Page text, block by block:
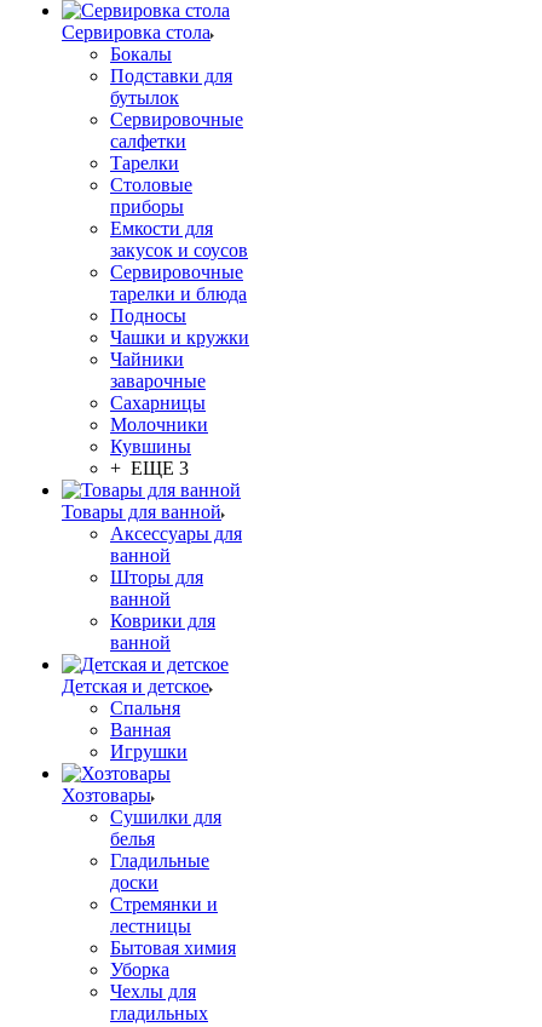
Сервировка стола
Бокалы
Подставки для
бутылок
Сервировочные
салфетки
Тарелки
Столовые
приборы
Емкости для
закусок и соусов
Сервировочные
тарелки и блюда
Подносы
Чашки и кружки
Чайники
заварочные
Сахарницы
Молочники
Кувшины
+ ЕЩЕ 3
Товары для ванной
Аксессуары для
ванной
Шторы для
ванной
Коврики для
ванной
Детская и детское
Спальня
Ванная
Игрушки
Хозтовары
Сушилки для
белья
Гладильные
доски
Стремянки и
лестницы
Бытовая химия
Уборка
Чехлы для
гладильных